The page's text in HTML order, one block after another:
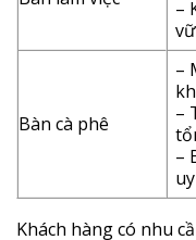
–
Bàn cà phê
–
–
–
Khách hàng có nhu